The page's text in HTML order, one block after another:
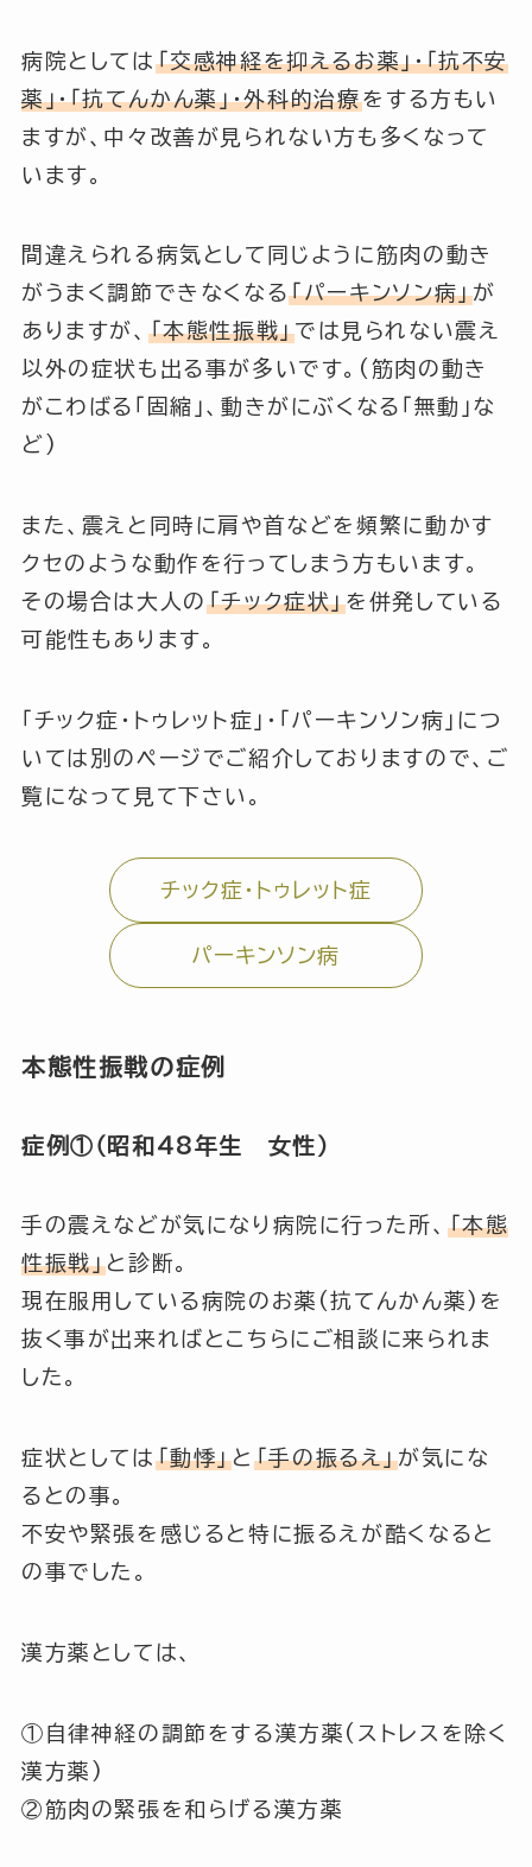
病院としては 「交感神経を抑えるお薬」・「抗不安
薬」・「抗てんかん薬」・外科的治療をする方もい
ますが、中々改善が見られない方も多くなって
います。
間違えられる病気として同じように筋肉の動き
がうまく調節できなくなる「パーキンソン病」が
ありますが、 「本態性振戦」では見られない震え
以外の症状も出る事が多いです。(筋肉の動き
がこわばる「固縮」、動きがにぶくなる「無動」な
ど)
また、震えと同時に肩や首などを頻繁に動かす
クセのような動作を行ってしまう方もいます。
その場合は大人の 「チック症状」を併発している
可能性もあります。
チック症・トゥレット症 」 ・「 パーキンソン病」 につ
いては別のページでご紹介しておりますので、ご
覧になって見て下さい。
チック症・トゥレット症
パーキンソン病
本態性振戦の症例
症例①（昭和48年生 女性）
手の震えなどが気になり病院に行った所、 「本態
性振戦」 と診断。
現在服用している病院のお薬(抗てんかん薬)を
抜く事が出来ればとこちらにご相談に来られま
した。
症状としては 「動悸」 と 「手の振るえ」が気にな
るとの事。
不安や緊張を感じると特に振るえが酷くなると
の事でした。
漢方薬としては、
①自律神経の調節をする漢方薬(ストレスを除く
漢方薬)
②筋肉の緊張を和らげる漢方薬